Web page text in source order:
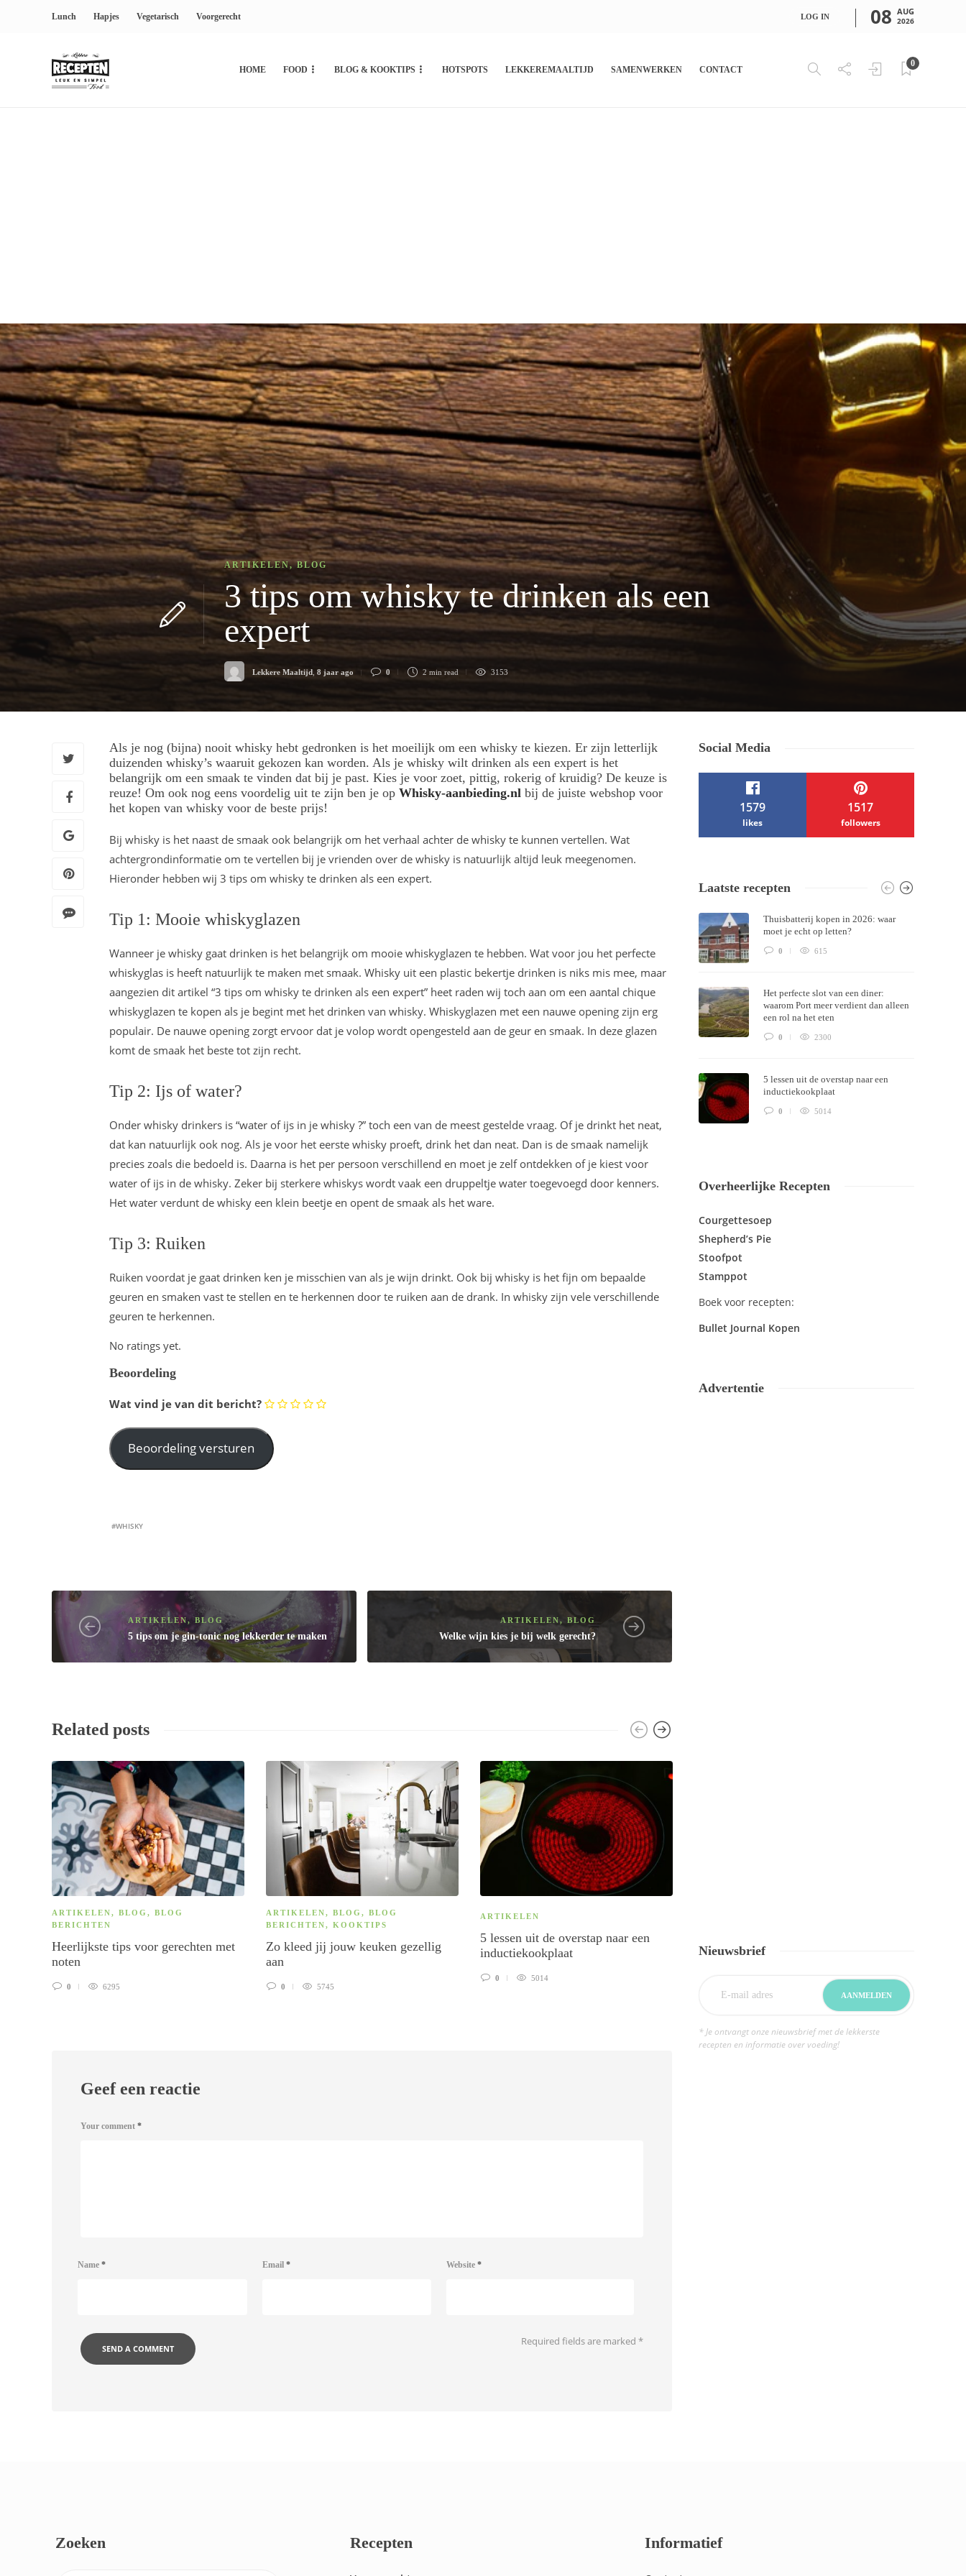
Lunch Hapjes Vegetarisch Voorgerecht LOG IN 08 AUG
2026
HOME FOOD BLOG & KOOKTIPS HOTSPOTS LEKKEREMAALTIJD SAMENWERKEN CONTACT
0
ARTIKELEN,BLOG
3 tips om whisky te drinken als een
expert
Lekkere Maaltijd 8 jaar ago 0 2 min read 3153
Als je nog (bijna) nooit whisky hebt gedronken is het moeilijk om een whisky te kiezen. Er zijn letterlijk
duizenden whisky’s waaruit gekozen kan worden. Als je whisky wilt drinken als een expert is het
belangrijk om een smaak te vinden dat bij je past. Kies je voor zoet, pittig, rokerig of kruidig? De keuze is
reuze! Om ook nog eens voordelig uit te zijn ben je op Whisky-aanbieding.nl bij de juiste webshop voor
het kopen van whisky voor de beste prijs!
Bij whisky is het naast de smaak ook belangrijk om het verhaal achter de whisky te kunnen vertellen. Wat
achtergrondinformatie om te vertellen bij je vrienden over de whisky is natuurlijk altijd leuk meegenomen.
Hieronder hebben wij 3 tips om whisky te drinken als een expert.
Tip 1: Mooie whiskyglazen
Wanneer je whisky gaat drinken is het belangrijk om mooie whiskyglazen te hebben. Wat voor jou het perfecte
whiskyglas is heeft natuurlijk te maken met smaak. Whisky uit een plastic bekertje drinken is niks mis mee, maar
aangezien dit artikel “3 tips om whisky te drinken als een expert” heet raden wij toch aan om een aantal chique
whiskyglazen te kopen als je begint met het drinken van whisky. Whiskyglazen met een nauwe opening zijn erg
populair. De nauwe opening zorgt ervoor dat je volop wordt opengesteld aan de geur en smaak. In deze glazen
komt de smaak het beste tot zijn recht.
Tip 2: Ijs of water?
Onder whisky drinkers is “water of ijs in je whisky ?” toch een van de meest gestelde vraag. Of je drinkt het neat,
dat kan natuurlijk ook nog. Als je voor het eerste whisky proeft, drink het dan neat. Dan is de smaak namelijk
precies zoals die bedoeld is. Daarna is het per persoon verschillend en moet je zelf ontdekken of je kiest voor
water of ijs in de whisky. Zeker bij sterkere whiskys wordt vaak een druppeltje water toegevoegd door kenners.
Het water verdunt de whisky een klein beetje en opent de smaak als het ware.
Tip 3: Ruiken
Ruiken voordat je gaat drinken ken je misschien van als je wijn drinkt. Ook bij whisky is het fijn om bepaalde
geuren en smaken vast te stellen en te herkennen door te ruiken aan de drank. In whisky zijn vele verschillende
geuren te herkennen.
No ratings yet.
Beoordeling
Wat vind je van dit bericht?
#WHISKY
ARTIKELEN,BLOG
5 tips om je gin-tonic nog lekkerder te maken
ARTIKELEN, BLOG
Welke wijn kies je bij welk gerecht?
Related posts
ARTIKELEN, BLOG , BLOG
BERICHTEN
Heerlijkste tips voor gerechten met
noten
0 6295
ARTIKELEN, BLOG , BLOG
BERICHTEN, KOOKTIPS
Zo kleed jij jouw keuken gezellig
aan
0 5745
ARTIKELEN
5 lessen uit de overstap naar een
inductiekookplaat
0 5014
Brabant
Geef een reactie
Your comment *
Name * Email * Website*
Required fields are marked *
Social Media
1579
likes
1517
followers
Themes bySilicon Themes . Join us right
now!
Laatste recepten
Thuisbatterij kopen in 2026: waar
moet je echt op letten?
0 615
Het perfecte slot van een diner:
waarom Port meer verdient dan alleen
een rol na het eten
0 2300
5 lessen uit de overstap naar een
inductiekookplaat
0 5014
Overheerlijke Recepten
Courgettesoep
Shepherd’s Pie
Stoofpot
Stamppot
Boek voor recepten:
Bullet Journal Kopen
Advertentie
Nieuwsbrief
* Je ontvangt onze nieuwsbrief met de lekkerste
recepten en informatie over voeding!
Zoeken Recepten Informatief